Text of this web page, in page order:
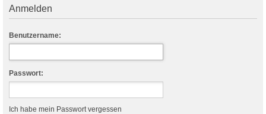
Anmelden
Benutzername:
Passwort:
Ich habe mein Passwort vergessen